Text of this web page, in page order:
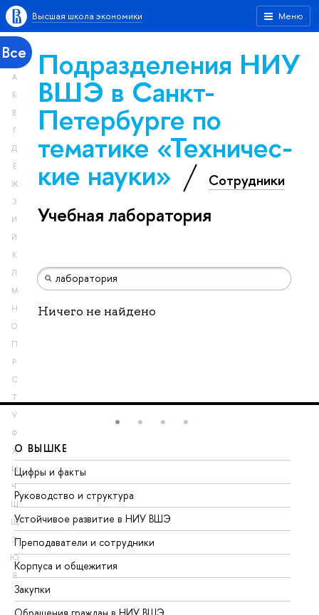
Меню
Высшая школа экономики
Все
А
Б
В
Г
Д
Е
Ж
З
И
Й
К
Л
М
Н
О
П
Р
С
Т
У
Ф
Х
Ц
Ч
Ш
Щ
Э
Ю
Я
Подразделения НИУ
ВШЭ в Санкт-
Петербурге по
тематике «Тех­ничес­
кие науки» Сотрудники
Учебная лаборатория
Ничего не найдено
О ВЫШКЕ
Цифры и факты
Руководство и структура
Устойчивое развитие в НИУ ВШЭ
Преподаватели и сотрудники
Корпуса и общежития
Закупки